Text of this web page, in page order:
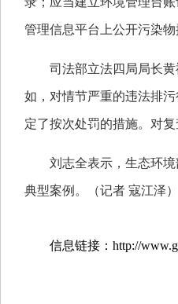
管理信息平台上公开污染物
司法部立法四局局长
如，对情节严重的违法排
定了按次处罚的措施。对
刘志全表示，生态环
典型案例。（记者 寇江泽）
信息链接：http://